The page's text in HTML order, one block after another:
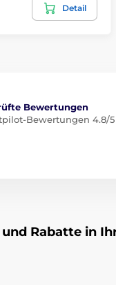
Detail
Bewertungen
Bewertungen 4.8/5
Rabatte in